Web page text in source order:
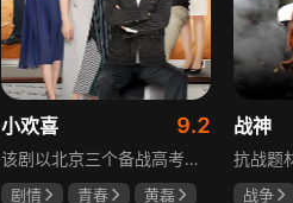
小欢喜 9.2
该剧以北京三个备战高考的家庭为核心，讲述童文洁与方一凡、宋倩与乔英子、季胜利与季杨杨这几组亲子，在升学压力下，围绕成绩、陪伴、沟通等问题产生的矛盾与磨合，展现了中年家长与青春期孩子共同成长的温馨故事。
剧情 青春
黄磊
战神
战争